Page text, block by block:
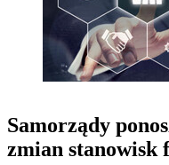
Samorządy
zmian stanowisk